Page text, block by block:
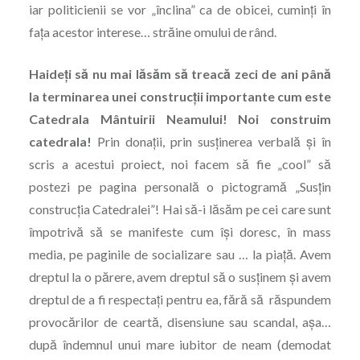
iar politicienii se vor „înclina” ca de obicei, cuminţi în
faţa acestor interese… străine omului de rând.
Haideţi să nu mai lăsăm să treacă zeci de ani până
la terminarea unei construcţii importante cum este
Catedrala Mântuirii Neamului! Noi construim
catedrala! Prin donaţii, prin susţinerea verbală şi în
scris a acestui proiect, noi facem să fie „cool” să
postezi pe pagina personală o pictogramă „Susţin
construcţia Catedralei”! Hai să-i lăsăm pe cei care sunt
împotrivă să se manifeste cum îşi doresc, în mass
media, pe paginile de socializare sau … la piaţă. Avem
dreptul la o părere, avem dreptul să o susţinem şi avem
dreptul de a fi respectaţi pentru ea, fără să răspundem
provocărilor de ceartă, disensiune sau scandal, aşa…
după îndemnul unui mare iubitor de neam (demodat